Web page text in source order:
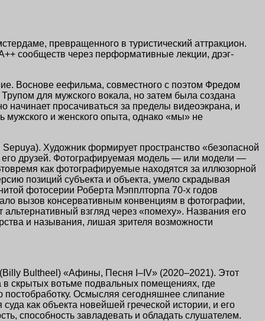
превращенного в туристический аттракцион.
сообществ через перформативные лекции, дрэг-
Воснове еефильма, совместного с поэтом Фредом
для мужского вокала, но затем была создана
просачиваться за пределы видеоэкрана, и
мужского и женского опыта, однако «мы» не
Sepuya). Художник формирует пространство «безопасной
его друзей. Фотографируемая модель — или модели —
как фотографируемые находятся за иллюзорной
позиций субъекта и объекта, умело скрадывая
фотосерии Роберта Мэпплторпа 70-х годов
вызов консервативным конвенциям в фотографии,
взгляд через «помеху». Названия его
и называния, лишая зрителя возможности
(Billy Bultheel) «Афины, Песня I–IV» (2020–2021). Этот
в скрытых вотьме подвальных помещениях, где
постобработку. Осмысляя сегодняшнее слипание
как объекта новейшей греческой истории, и его
способность завладевать и обладать слушателем.